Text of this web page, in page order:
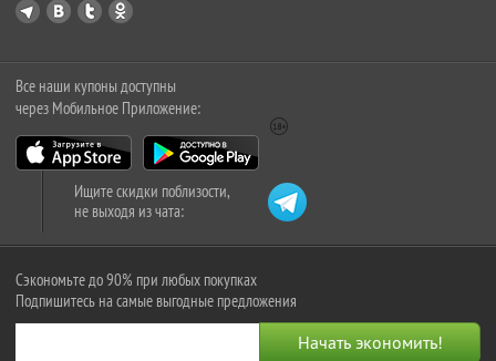
Все наши купоны доступны
через Мобильное Приложение:
Ищите скидки поблизости,
не выходя из чата:
Сэкономьте до 90% при любых покупках
Подпишитесь на самые выгодные предложения